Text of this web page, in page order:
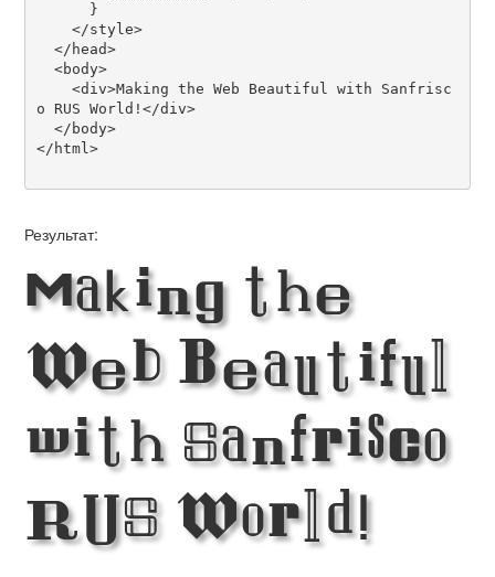
o RUS World!</div>
</html>
Результат:
Making the
Web Beautiful
with Sanfrisco
RUS World!